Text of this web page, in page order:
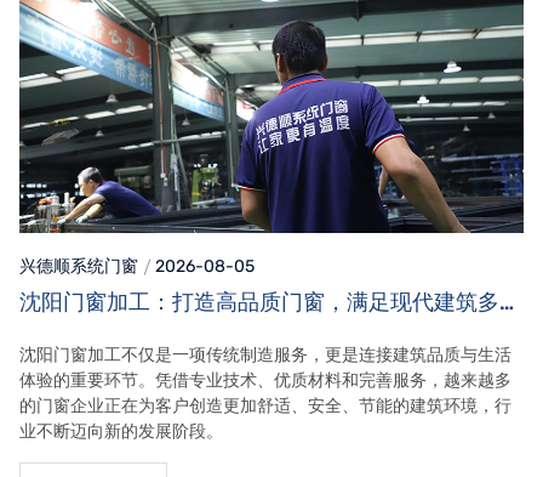
兴德顺系统门窗 2026-08-05
沈阳门窗加工：打造高品质门窗，满足现代建筑多元
沈阳门窗加工不仅是一项传统制造服务，更是连接建筑品质与生活
体验的重要环节。凭借专业技术、优质材料和完善服务，越来越多
的门窗企业正在为客户创造更加舒适、安全、节能的建筑环境，行
业不断迈向新的发展阶段。